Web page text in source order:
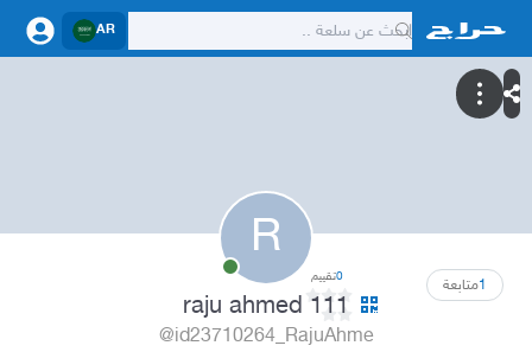
AR
R
1متابعة 0تقييم
raju ahmed 111
@id23710264_RajuAhme